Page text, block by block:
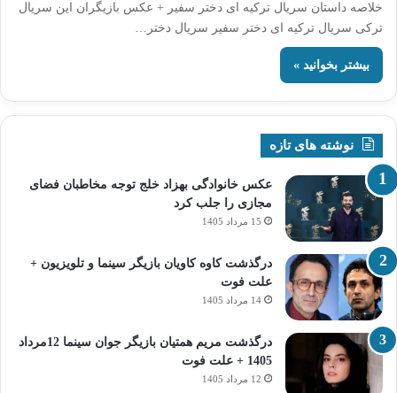
خلاصه داستان سریال ترکیه ای دختر سفیر + عکس بازیگران این سریال
ترکی سریال ترکیه ای دختر سفیر سریال دختر…
بیشتر بخوانید »
نوشته های تازه
عکس خانوادگی بهزاد خلج توجه مخاطبان فضای
مجازی را جلب کرد
15 مرداد 1405
درگذشت کاوه کاویان بازیگر سینما و تلویزیون +
علت فوت
14 مرداد 1405
درگذشت مریم همتیان بازیگر جوان سینما 12مرداد
1405 + علت فوت
12 مرداد 1405